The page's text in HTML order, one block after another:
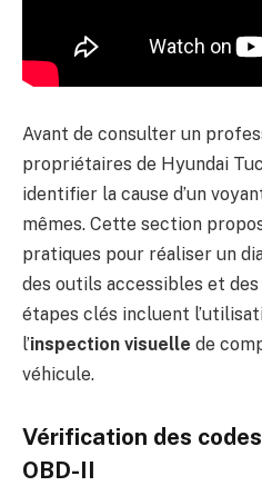
Avant de consulter un
propriétaires de Hyundai
identifier la cause d’un
mêmes. Cette section
pratiques pour réaliser un
des outils accessibles et
étapes clés incluent
l’inspection visuelle de
véhicule.
Vérification des
OBD-II